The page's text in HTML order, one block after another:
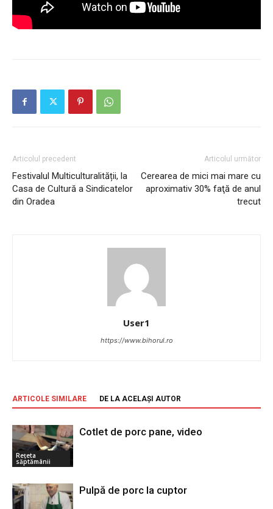
Articolul precedent
Festivalul Multiculturalității, la
Casa de Cultură a Sindicatelor
din Oradea
Articolul următor
Cerearea de mici mai mare cu
aproximativ 30% faţă de anul
trecut
User1
https://www.bihorul.ro
ARTICOLE SIMILARE DE LA ACELAȘI AUTOR
Rețeta
săptămânii
Cotlet de porc pane, video
Pulpă de porc la cuptor